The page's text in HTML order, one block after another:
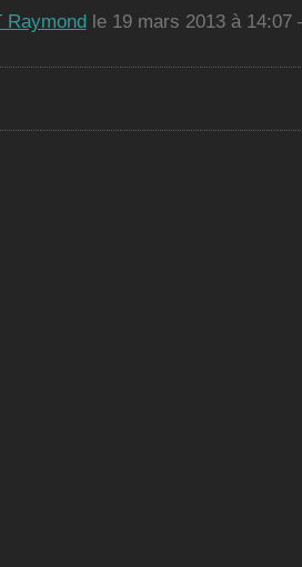
Raymondle 19 mars 2013 à 14:07